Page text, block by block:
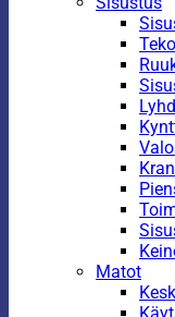
Matot